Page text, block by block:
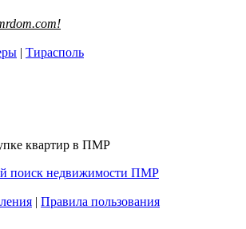
| Тирасполь
квартир в ПМР
поиск недвижимости ПМР
| Правила пользования